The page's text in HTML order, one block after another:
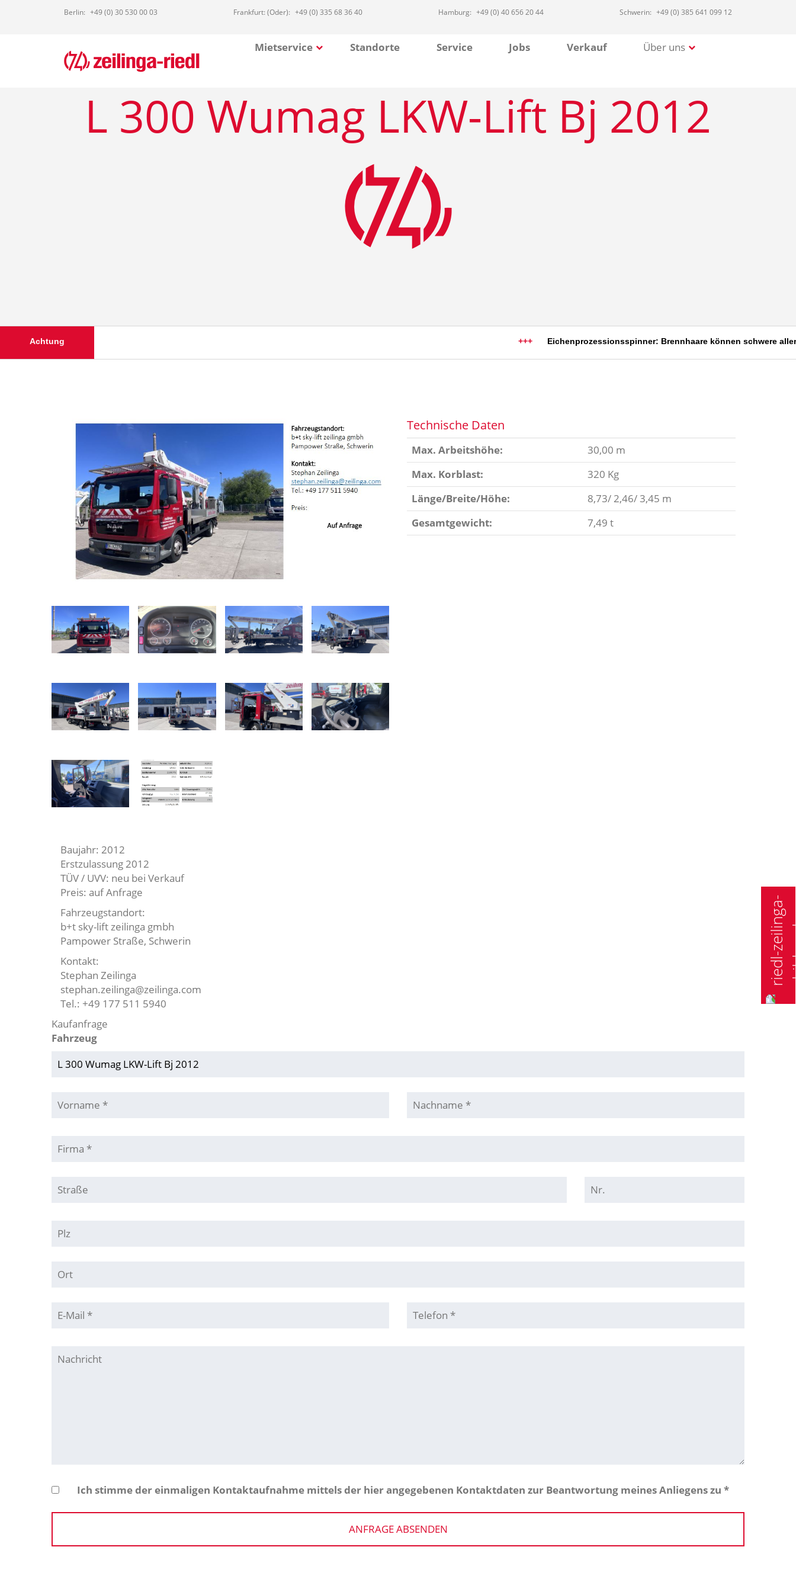
Berlin: +49 (0) 30 530 00 03 Frankfurt: (Oder): +49 (0) 335 68 36 40 Hamburg: +49 (0) 40 656 20 44 Schwerin: +49 (0) 385 641 099 12
Mietservice Standorte Service Jobs Verkauf Über uns
L 300 Wumag LKW-Lift Bj 2012
Eichenprozessionsspinner: Brennhaare können schwere
Achtung
Baujahr: 2012
Erstzulassung 2012
TÜV / UVV: neu bei Verkauf
Preis: auf Anfrage
Fahrzeugstandort:
b+t sky-lift zeilinga gmbh
Pampower Straße, Schwerin
Kontakt:
Stephan Zeilinga
stephan.zeilinga@zeilinga.com
Tel.: +49 177 511 5940
Technische Daten
Max. Arbeitshöhe:
30,00 m
Max. Korblast:
320 Kg
Länge/Breite/Höhe:
8,73/ 2,46/ 3,45 m
Gesamtgewicht:
7,49 t
Kaufanfrage
Fahrzeug
Ich stimme der einmaligen Kontaktaufnahme mittels der hier angegebenen Kontaktdaten zur Beantwortung meines Anliegens zu*